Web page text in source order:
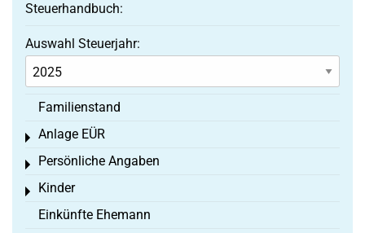
Steuerhandbuch:
Auswahl Steuerjahr:
Familienstand
Anlage EÜR
Toggle menu
Persönliche Angaben
Toggle menu
Kinder
Toggle menu
Einkünfte Ehemann